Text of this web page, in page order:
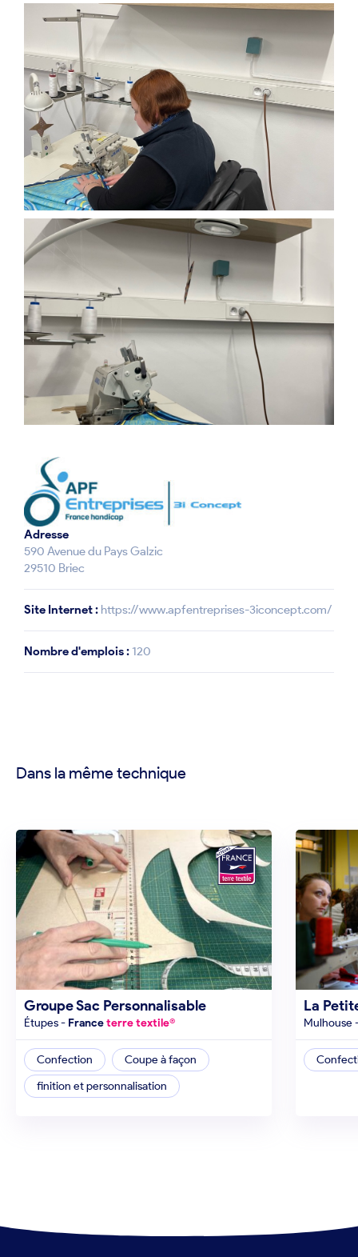
Adresse
590 Avenue du Pays Galzic
29510 Briec
Site Internet : https://www.apfentreprises-3iconcept.com/
Nombre d'emplois : 120
Dans la même technique
Groupe Sac Personnalisable
étupes- Franceterre textile®
Confection
Coupe à façon
finition et personnalisation
La
mulhouse